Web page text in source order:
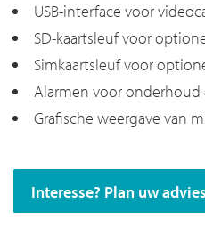
USB-interface voor
SD-kaartsleuf voor
Simkaartsleuf voor
Alarmen voor
Grafische weergave van
Interesse? Plan uw